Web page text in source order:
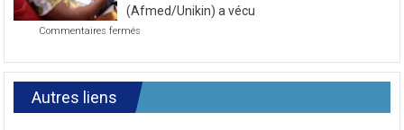
7ème
l’AFMED
(Afmed/Unikin) a vécu
Commentaires fermés
congrès
international
anciens
Autres liens